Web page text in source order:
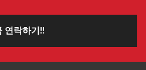
연락하기!!